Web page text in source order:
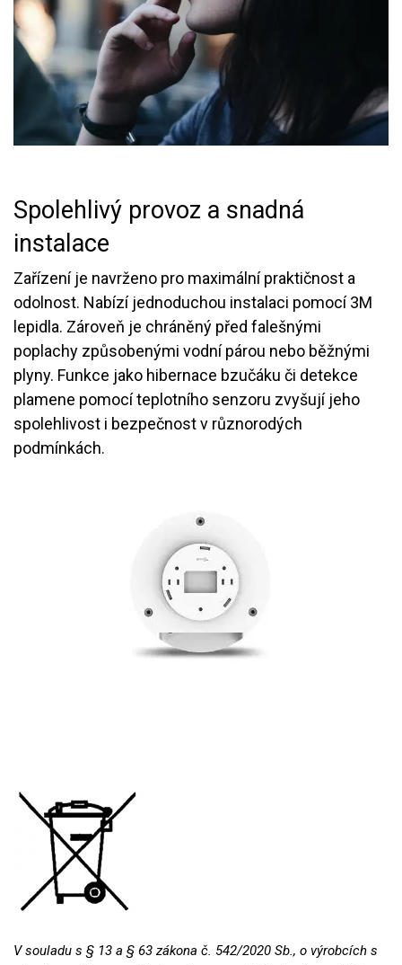
Spolehlivý provoz a snadná
instalace
Zařízení je navrženo pro maximální praktičnost a
odolnost. Nabízí jednoduchou instalaci pomocí 3M
lepidla. Zároveň je chráněný před falešnými
poplachy způsobenými vodní párou nebo běžnými
plyny. Funkce jako hibernace bzučáku či detekce
plamene pomocí teplotního senzoru zvyšují jeho
spolehlivost i bezpečnost v různorodých
podmínkách.
V souladu s § 13 a § 63 zákona č. 542/2020 Sb., o výrobcích s